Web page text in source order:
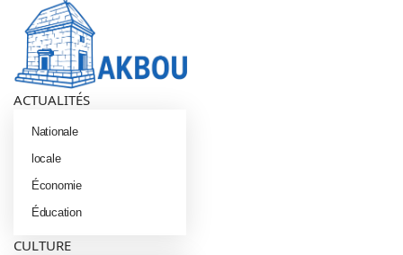
Menu
Rechercher
Switch
ACTUALITÉS
Nationale
locale
Économie
Éducation
CULTURE